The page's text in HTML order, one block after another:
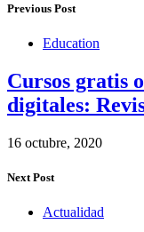
Previous Post
Education
Cursos gratis
digitales:
16 octubre, 2020
Next Post
Actualidad